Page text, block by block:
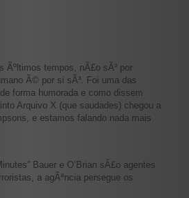
Ãºltimos tempos, nÃ£o sÃ³ por
Ã© por si sÃ³. Foi uma das
forma humorada e como dissem
Arquivo X (que saudades) chegou a
e estamos falando nada mais
Bauer e O’Brian sÃ£o agentes
a agÃªncia persegue os